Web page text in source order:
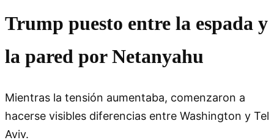
Trump puesto entre la espada y
la pared por Netanyahu
Mientras la tensión aumentaba, comenzaron a
hacerse visibles diferencias entre Washington y Tel
Aviv.